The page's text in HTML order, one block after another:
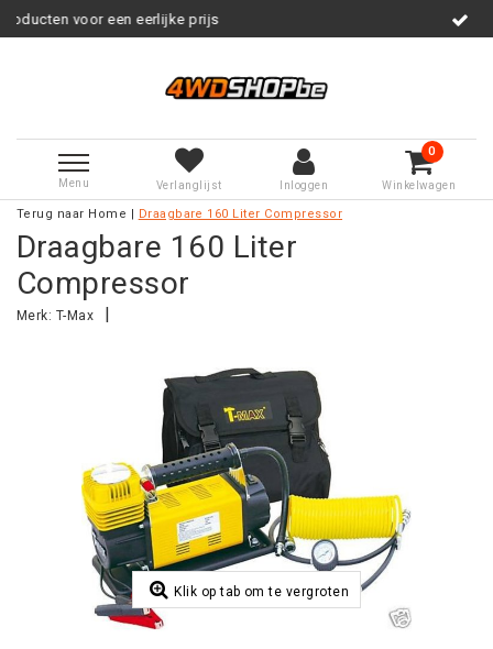
eerlijke prijs Service na
Menu Verlanglijst Inloggen
0
Winkelwagen
Terug naar Home Draagbare 160 Liter Compressor
Draagbare 160 Liter
Compressor
Merk: T-Max
Klik op tab om te vergroten